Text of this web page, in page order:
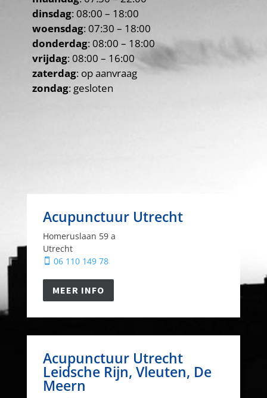
dinsdag: 08:00 – 18:00
woensdag: 07:30 – 18:00
donderdag: 08:00 – 18:00
vrijdag: 08:00 – 16:00
zaterdag: op aanvraag
zondag: gesloten
Acupunctuur Utrecht
Homeruslaan 59 a
Utrecht
 06 110 149 78
MEER INFO
Acupunctuur Utrecht
Leidsche Rijn, Vleuten, De
Meern